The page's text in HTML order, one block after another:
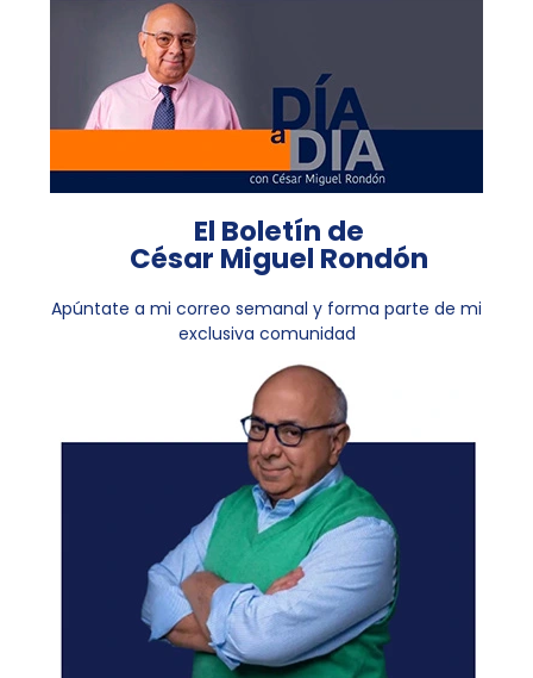
El Boletín de
César Miguel Rondón
Apúntate a mi correo semanal y forma parte de mi
exclusiva comunidad